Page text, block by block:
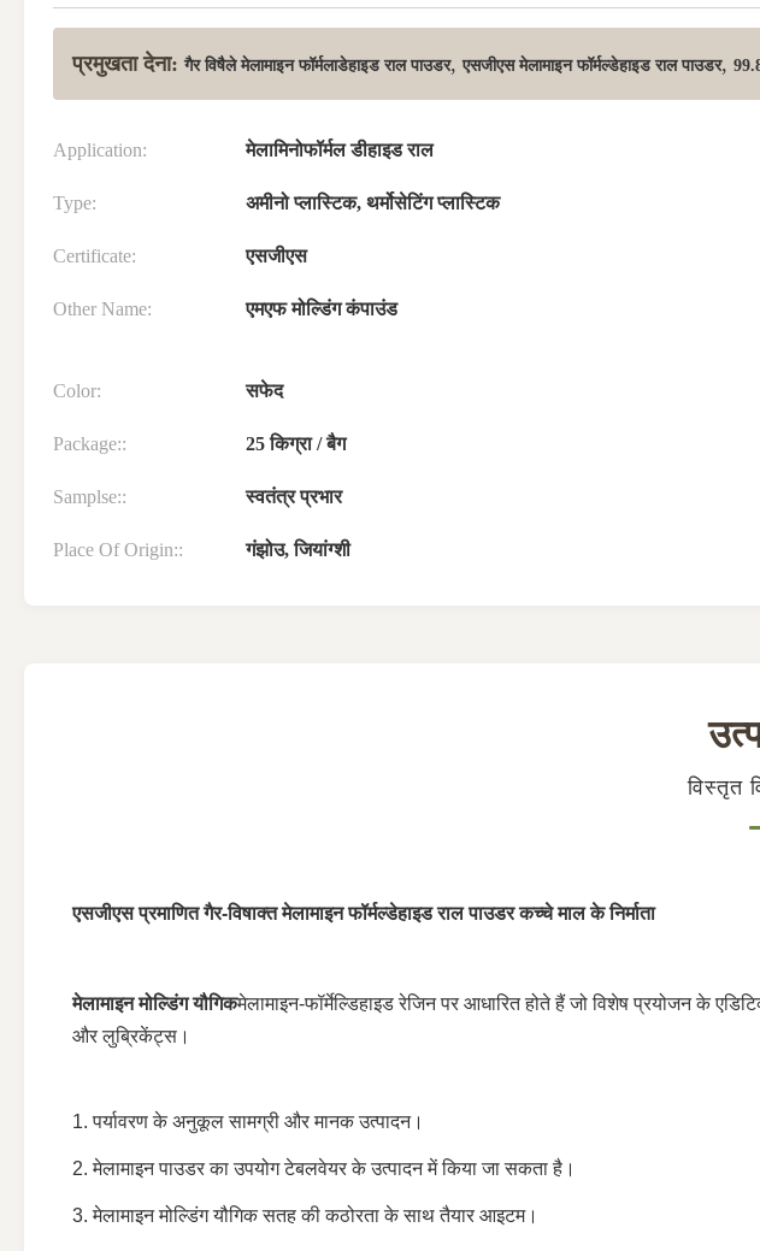
प्रमुखता देना: गैर विषैले मेलामाइन फॉर्मलाडेहाइड राल पाउडर,एसजीएस मेलामाइन फॉर्मल्डेहाइड राल पाउडर,
Application: मेलामिनोफॉर्मल डीहाइड राल
Type: अमीनो प्लास्टिक, थर्मोसेटिंग प्लास्टिक
Certificate: एसजीएस
Other Name: एमएफ मोल्डिंग कंपाउंड
Color: सफेद
Package:: 25 किग्रा / बैग
Samplse:: स्वतंत्र प्रभार
Place Of Origin:: गंझोउ, जियांग्शी
विस्तृत
एसजीएस प्रमाणित गैर-विषाक्त मेलामाइन फॉर्मल्डेहाइड राल पाउडर कच्चे माल के निर्माता
मेलामाइन मोल्डिंग यौगिकमेलामाइन-फॉर्मेल्डिहाइड रेजिन पर आधारित होते हैं जो विशेष प्रयोजन के
और लुब्रिकेंट्स।
1. पर्यावरण के अनुकूल सामग्री और मानक उत्पादन।
2. मेलामाइन पाउडर का उपयोग टेबलवेयर के उत्पादन में किया जा सकता है।
3. मेलामाइन मोल्डिंग यौगिक सतह की कठोरता के साथ तैयार आइटम।